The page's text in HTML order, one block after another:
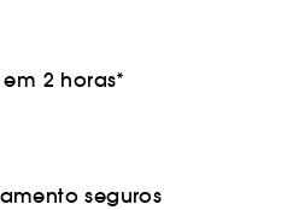
2 horas*
seguros